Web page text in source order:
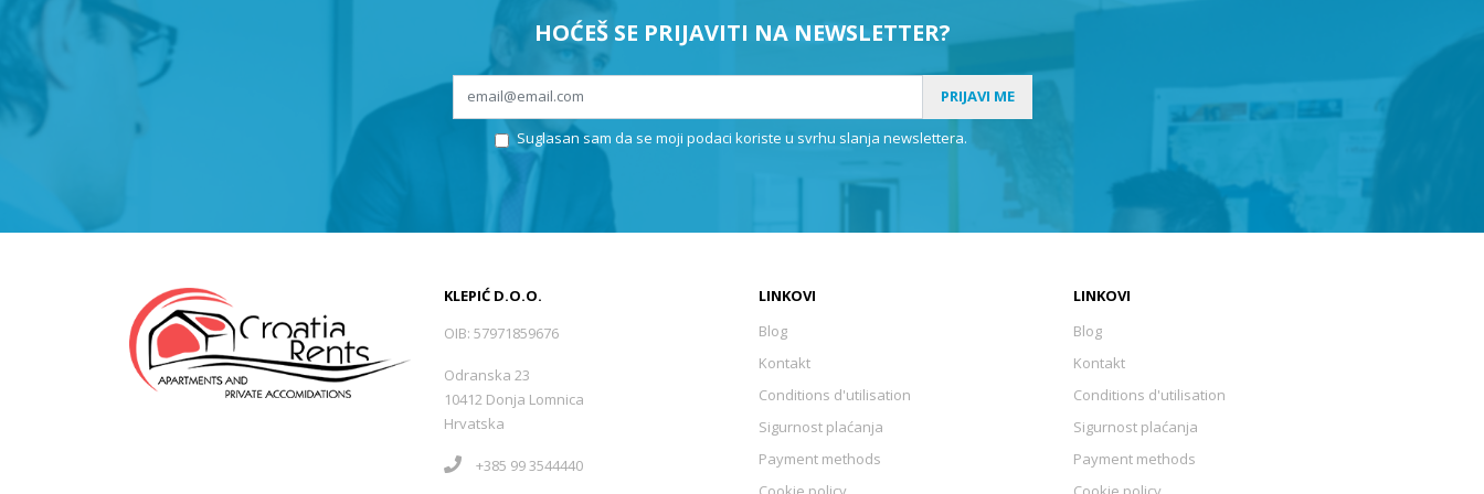
HOĆEŠ SE PRIJAVITI NA NEWSLETTER?
PRIJAVI ME
Suglasan sam da se moji podaci koriste u svrhu slanja newslettera.
KLEPIĆ D.O.O.
OIB: 57971859676
Odranska 23
10412 Donja Lomnica
Hrvatska
+385 99 3544440
LINKOVI
Blog
Kontakt
Conditions d'utilisation
Sigurnost plaćanja
Payment methods
LINKOVI
Blog
Kontakt
Conditions d'utilisation
Sigurnost plaćanja
Payment methods